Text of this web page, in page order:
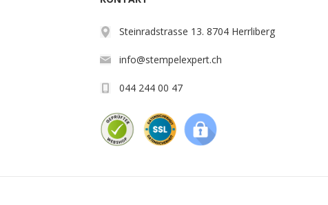
Steinradstrasse 13. 8704 Herrliberg
info@stempelexpert.ch
044 244 00 47